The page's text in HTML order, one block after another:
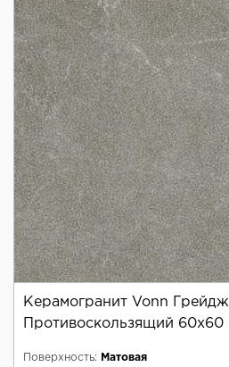
Керамогранит Vonn Грейдж
Противоскользящий 60x60
Поверхность:
Матовая